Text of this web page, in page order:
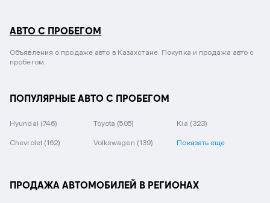
АВТО С ПРОБЕГОМ
Объявления о продаже авто в Казахстане. Покупка и продажа авто с
пробегом.
ПОПУЛЯРНЫЕ АВТО С ПРОБЕГОМ
Hyundai (746) Toyota (505) Kia (323)
Chevrolet (162) Volkswagen (139) Показать еще
ПРОДАЖА АВТОМОБИЛЕЙ В РЕГИОНАХ